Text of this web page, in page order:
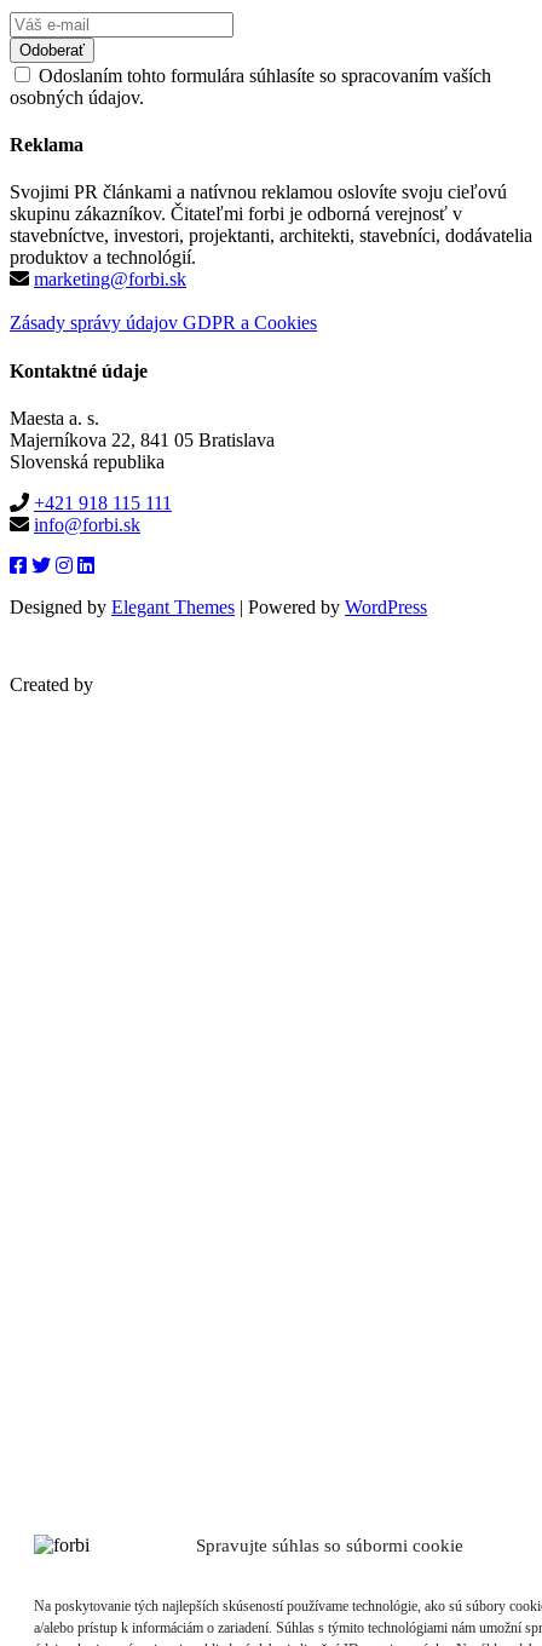
Spravujte súhlas so súbormi cookie
Na poskytovanie tých najlepších skúseností používame technológie, ako sú súbory
a/alebo prístup k informáciám o zariadení. Súhlas s týmito technológiami nám umožní
Odoslaním tohto formulára súhlasíte so spracovaním vaších
osobných údajov.
Reklama
Svojimi PR článkami a natívnou reklamou oslovíte svoju cieľovú
skupinu zákazníkov. Čitateľmi forbi je odborná verejnosť v
stavebníctve, investori, projektanti, architekti, stavebníci, dodávatelia
produktov a technológií.
marketing@forbi.sk
Zásady správy údajov GDPR a Cookies
Kontaktné údaje
Maesta a. s.
Majerníkova 22, 841 05 Bratislava
Slovenská republika
+421 918 115 111
info@forbi.sk
Designed by Elegant Themes | Powered by WordPress
Created by